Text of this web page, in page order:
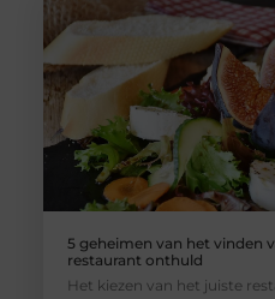
5 geheimen van het vinden
restaurant onthuld
Het kiezen van het juiste